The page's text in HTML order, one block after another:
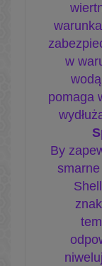
w
pomaga
By